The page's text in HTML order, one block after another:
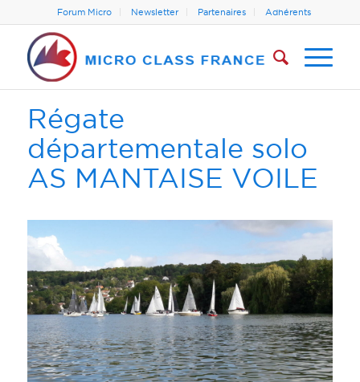
Forum Micro Newsletter Partenaires Adhérents
Régate
départementale solo
AS MANTAISE VOILE